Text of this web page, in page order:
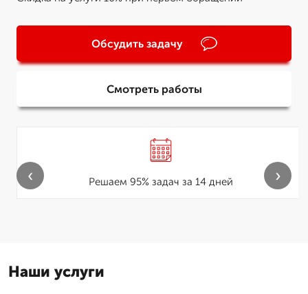
Обсудить задачу
Смотреть работы
Решаем 95% задач за 14 дней
‹ ›
Наши услуги